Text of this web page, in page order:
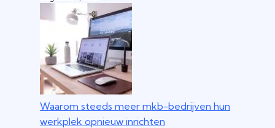
Waarom steeds meer mkb-bedrijven hun
werkplek opnieuw inrichten